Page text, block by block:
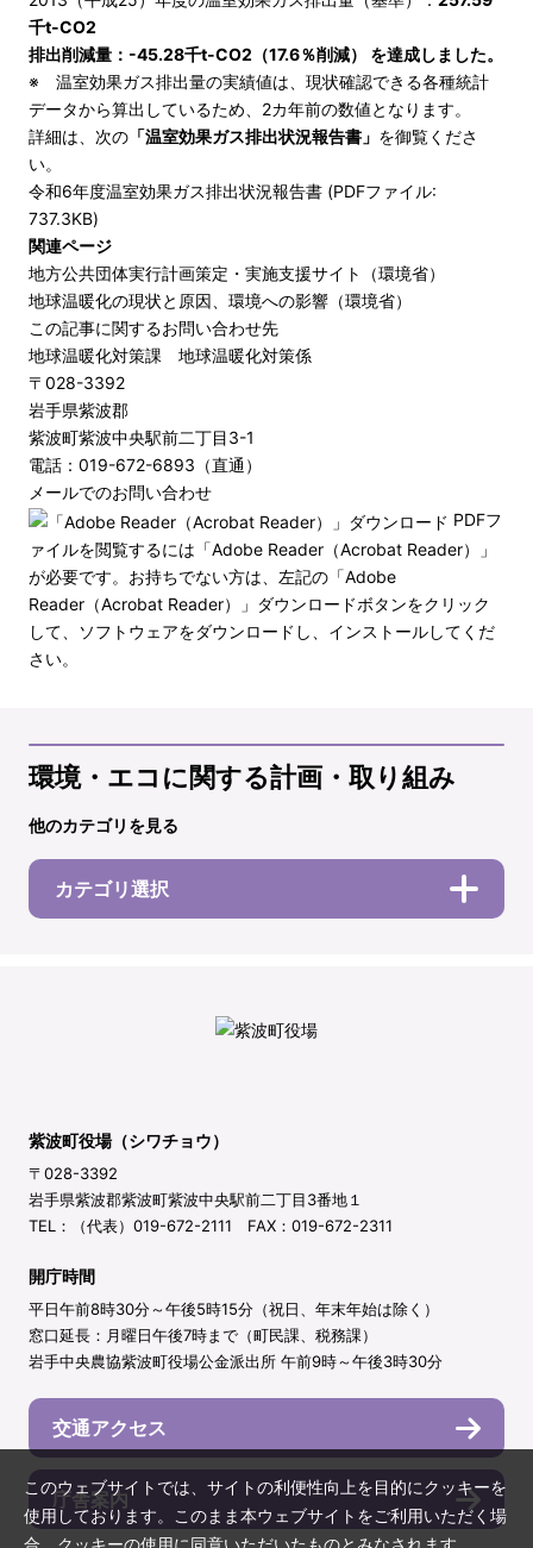
千t-CO2
排出削減量：-45.28千t-CO2 （17.6％削減） を達成しました。
※ 温室効果ガス排出量の実績値は、現状確認できる各種統計
データから算出しているため、2カ年前の数値となります。
詳細は、次の 「温室効果ガス排出状況報告書」 を御覧くださ
い。
令和6年度温室効果ガス排出状況報告書 (PDFファイル:
737.3KB)
関連ページ
地方公共団体実行計画策定・実施支援サイト（環境省）
地球温暖化の現状と原因、環境への影響（環境省）
この記事に関するお問い合わせ先
地球温暖化対策課 地球温暖化対策係
〒028-3392
岩手県紫波郡
紫波町紫波中央駅前二丁目3-1
電話：019-672-6893（直通）
メールでのお問い合わせ
PDFフ
ァイルを閲覧するには「Adobe Reader（Acrobat Reader）」
が必要です。お持ちでない方は、左記の「Adobe
Reader（Acrobat Reader）」ダウンロードボタンをクリック
して、ソフトウェアをダウンロードし、インストールしてくだ
さい。
環境・エコに関する計画・取り組み
他のカテゴリを見る
カテゴリ選択
紫波町役場（シワチョウ）
〒028-3392
岩手県紫波郡紫波町紫波中央駅前二丁目3番地１
TEL：（代表）019-672-2111 FAX：019-672-2311
開庁時間
平日午前8時30分～午後5時15分（祝日、年末年始は除く）
窓口延長：月曜日午後7時まで（町民課、税務課）
岩手中央農協紫波町役場公金派出所 午前9時～午後3時30分
交通アクセス
庁舎案内
このウェブサイトでは、サイトの利便性向上を目的にクッキーを
使用しております。このまま本ウェブサイトをご利用いただく場